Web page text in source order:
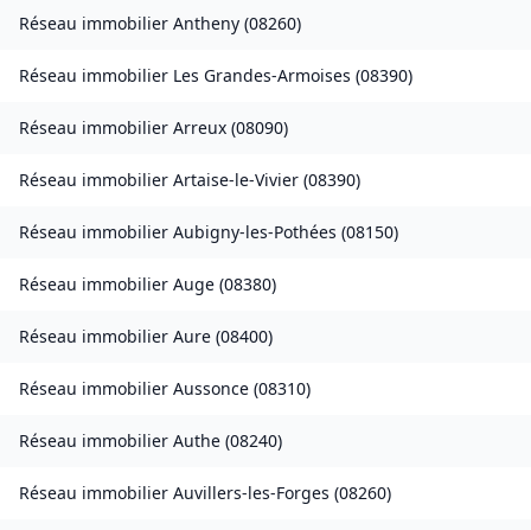
Réseau immobilier Antheny (08260)
Réseau immobilier Les Grandes-Armoises (08390)
Réseau immobilier Arreux (08090)
Réseau immobilier Artaise-le-Vivier (08390)
Réseau immobilier Aubigny-les-Pothées (08150)
Réseau immobilier Auge (08380)
Réseau immobilier Aure (08400)
Réseau immobilier Aussonce (08310)
Réseau immobilier Authe (08240)
Réseau immobilier Auvillers-les-Forges (08260)